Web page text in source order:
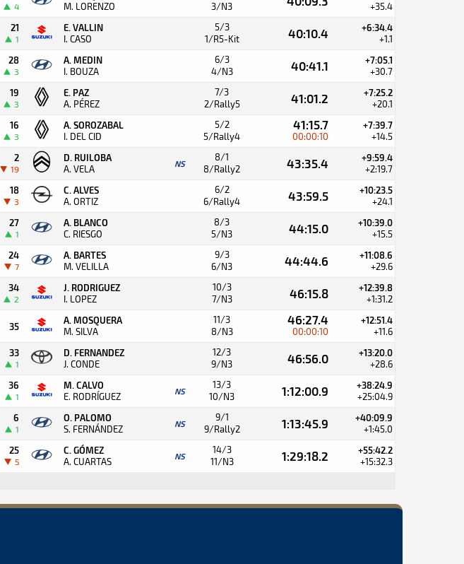
4 M. LORENZO
3/N3
+35.4
21
1
E. VALLIN
I. CASO
5/3
1/R5-Kit
40:10.4 +6:34.4
+1.1
28
3
A. MEDIN
I. BOUZA
6/3
4/N3
40:41.1 +7:05.1
+30.7
19
3
E. PAZ
A. PÉREZ
7/3
2/Rally5
41:01.2 +7:25.2
+20.1
16
3
A. SOROZABAL
I. DEL CID
5/2
5/Rally4
41:15.7
00:00:10
+7:39.7
+14.5
2
19
D. RUILOBA
A. VELA NS
8/1
8/Rally2
43:35.4 +9:59.4
+2:19.7
18
3
C. ALVES
A. ORTIZ
6/2
6/Rally4
43:59.5 +10:23.5
+24.1
27
1
A. BLANCO
C. RIESGO
8/3
5/N3
44:15.0 +10:39.0
+15.5
24
7
A. BARTES
M. VELILLA
9/3
6/N3
44:44.6 +11:08.6
+29.6
34
2
J. RODRIGUEZ
I. LOPEZ
10/3
7/N3
46:15.8 +12:39.8
+1:31.2
35
A. MOSQUERA
M. SILVA
11/3
8/N3
46:27.4
00:00:10
+12:51.4
+11.6
33
1
D. FERNANDEZ
J. CONDE
12/3
9/N3
46:56.0 +13:20.0
+28.6
36
1
M. CALVO
E. RODRÍGUEZ NS
13/3
10/N3
1:12:00.9 +38:24.9
+25:04.9
6
1
O. PALOMO
S. FERNÁNDEZ NS
9/1
9/Rally2
1:13:45.9 +40:09.9
+1:45.0
25
5
C. GÓMEZ
A. CUARTAS NS
14/3
11/N3
1:29:18.2 +55:42.2
+15:32.3